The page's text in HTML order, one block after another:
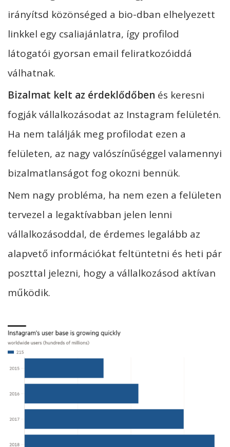
irányítsd közönséged a bio-dban elhelyezett
linkkel egy csaliajánlatra, így profilod
látogatói gyorsan email feliratkozóiddá
válhatnak.
Bizalmat kelt az érdeklődőben és keresni
fogják vállalkozásodat az Instagram felületén.
Ha nem találják meg profilodat ezen a
felületen, az nagy valószínűséggel valamennyi
bizalmatlanságot fog okozni bennük.
Nem nagy probléma, ha nem ezen a felületen
tervezel a legaktívabban jelen lenni
vállalkozásoddal, de érdemes legalább az
alapvető információkat feltüntetni és heti pár
poszttal jelezni, hogy a vállalkozásod aktívan
működik.